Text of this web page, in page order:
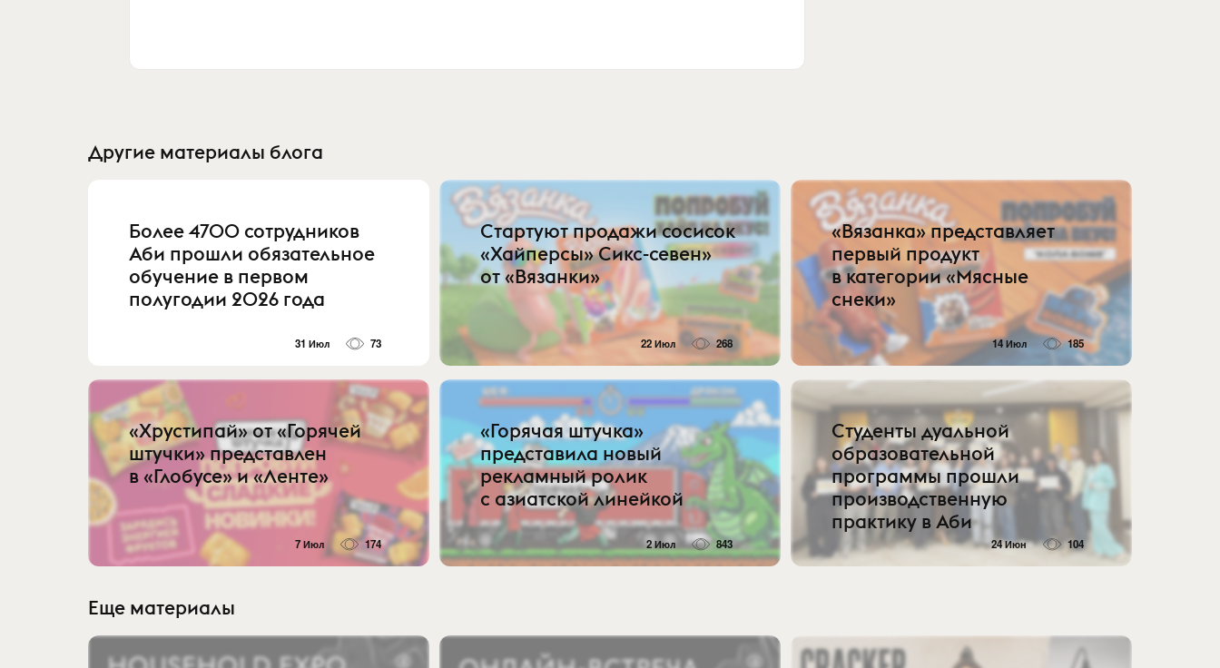
Другие материалы блога
Более 4700 сотрудников
Аби прошли обязательное
обучение в первом
полугодии 2026 года
31 Июл 73
Стартуют продажи сосисок
«Хайперсы» Сикс-севен»
от «Вязанки»
22 Июл 268
«Вязанка» представляет
первый продукт
в категории «Мясные
снеки»
14 Июл 185
«Хрустипай» от «Горячей
штучки» представлен
в «Глобусе» и «Ленте»
7 Июл 174
«Горячая штучка»
представила новый
рекламный ролик
с азиатской линейкой
2 Июл 843
Студенты дуальной
образовательной
программы прошли
производственную
практику в Аби
24 Июн 104
Еще материалы